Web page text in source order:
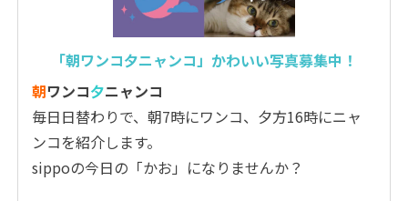
「朝ワンコ夕ニャンコ」かわいい写真募集中！
朝ワンコ夕ニャンコ
毎日日替わりで、朝7時にワンコ、夕方16時にニャ
ンコを紹介します。
sippoの今日の「かお」になりませんか？